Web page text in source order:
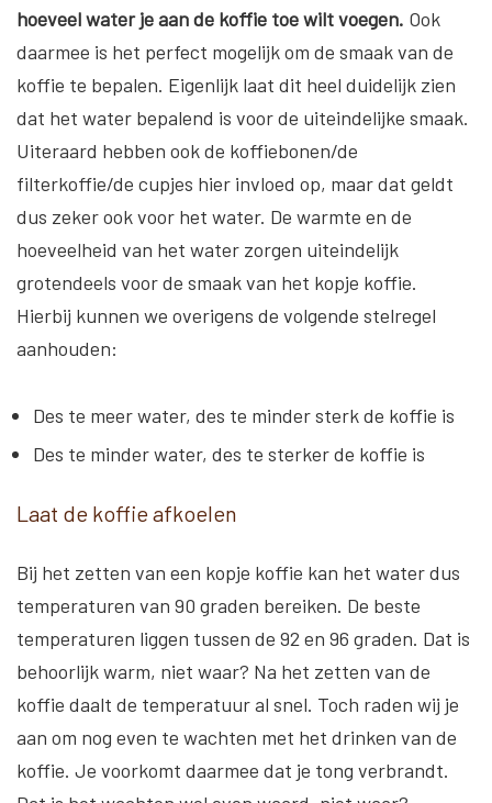
hoeveel water je aan de koffie toe wilt voegen. Ook
daarmee is het perfect mogelijk om de smaak van de
koffie te bepalen. Eigenlijk laat dit heel duidelijk zien
dat het water bepalend is voor de uiteindelijke smaak.
Uiteraard hebben ook de koffiebonen/de
filterkoffie/de cupjes hier invloed op, maar dat geldt
dus zeker ook voor het water. De warmte en de
hoeveelheid van het water zorgen uiteindelijk
grotendeels voor de smaak van het kopje koffie.
Hierbij kunnen we overigens de volgende stelregel
aanhouden:
Des te meer water, des te minder sterk de koffie is
Des te minder water, des te sterker de koffie is
Laat de koffie afkoelen
Bij het zetten van een kopje koffie kan het water dus
temperaturen van 90 graden bereiken. De beste
temperaturen liggen tussen de 92 en 96 graden. Dat is
behoorlijk warm, niet waar? Na het zetten van de
koffie daalt de temperatuur al snel. Toch raden wij je
aan om nog even te wachten met het drinken van de
koffie. Je voorkomt daarmee dat je tong verbrandt.